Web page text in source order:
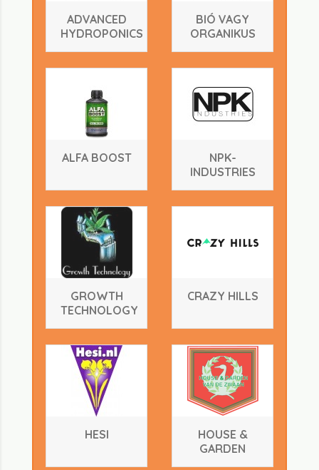
ADVANCED
HYDROPONICS
BIÓ VAGY
ORGANIKUS
ALFA BOOST
NPK-
INDUSTRIES
GROWTH
TECHNOLOGY
CRAZY HILLS
HESI
HOUSE &
GARDEN